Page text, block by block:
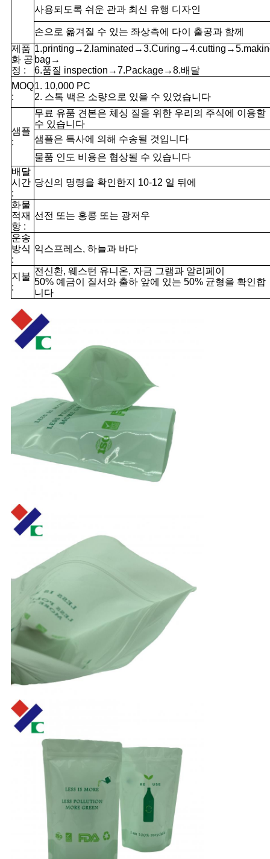
사용되도록 쉬운 관과 최신 유행 디자인
손으로 옮겨질 수 있는 좌상측에 다이 출공과 함께
제품
화 공
정 :
bag→
6.품질 inspection→7.Package→8.배달
MOQ
:
1. 10,000 PC
2. 스톡 백은 소량으로 있을 수 있었습니다
샘플
:
무료 유품 견본은 체싱 질을 위한 우리의 주식에 이용할
수 있습니다
샘플은 특사에 의해 수송될 것입니다
물품 인도 비용은 협상될 수 있습니다
배달
시간
:
당신의 명령을 확인한지 10-12 일 뒤에
화물
적재
항 :
선전 또는 홍콩 또는 광저우
운송
방식
:
익스프레스, 하늘과 바다
지불
:
전신환, 웨스턴 유니온, 자금 그램과 알리페이
50% 예금이 질서와 출하 앞에 있는 50% 균형을 확인합
니다